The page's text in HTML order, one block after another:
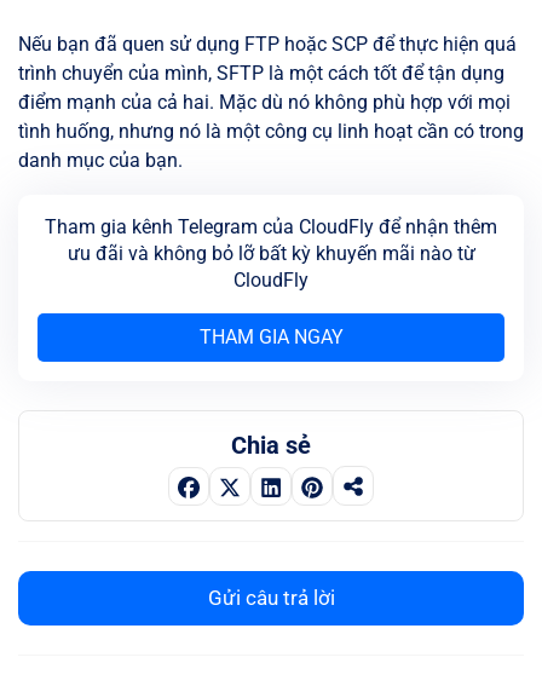
Nếu bạn đã quen sử dụng FTP hoặc SCP để thực hiện quá
trình chuyển của mình, SFTP là một cách tốt để tận dụng
điểm mạnh của cả hai. Mặc dù nó không phù hợp với mọi
tình huống, nhưng nó là một công cụ linh hoạt cần có trong
danh mục của bạn.
Tham gia kênh Telegram của CloudFly để nhận thêm
ưu đãi và không bỏ lỡ bất kỳ khuyến mãi nào từ
CloudFly
THAM GIA NGAY
Chia sẻ
Gửi câu trả lời